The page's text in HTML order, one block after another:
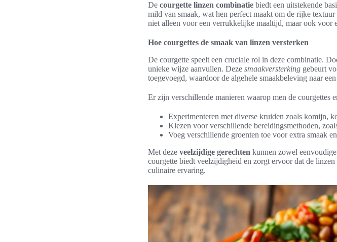
De courgette linzen combinatie biedt een uitstekende
mild van smaak, wat hen perfect maakt om de rijke
niet alleen voor een verrukkelijke maaltijd, maar ook voor
Hoe courgettes de smaak van linzen versterken
De courgette speelt een cruciale rol in deze combinatie.
unieke wijze aanvullen. Deze smaakversterking gebeurt
toegevoegd, waardoor de algehele smaakbeleving naar
Er zijn verschillende manieren waarop men de courgettes
Experimenteren met diverse kruiden zoals komijn,
Kiezen voor verschillende bereidingsmethoden,
Voeg verschillende groenten toe voor extra smaak
Met deze veelzijdige gerechten kunnen zowel
courgette biedt veelzijdigheid en zorgt ervoor dat de
culinaire ervaring.